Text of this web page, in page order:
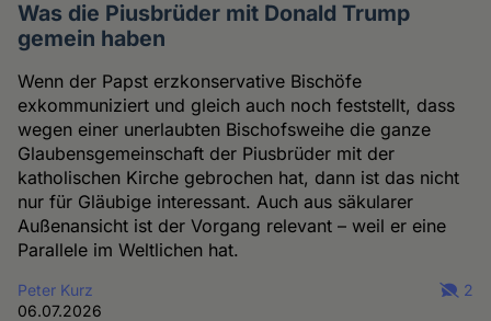
Was die Piusbrüder mit Donald Trump
gemein haben
Wenn der Papst erzkonservative Bischöfe
exkommuniziert und gleich auch noch feststellt, dass
wegen einer unerlaubten Bischofsweihe die ganze
Glaubensgemeinschaft der Piusbrüder mit der
katholischen Kirche gebrochen hat, dann ist das nicht
nur für Gläubige interessant. Auch aus säkularer
Außenansicht ist der Vorgang relevant – weil er eine
Parallele im Weltlichen hat.
Peter Kurz
06.07.2026
2